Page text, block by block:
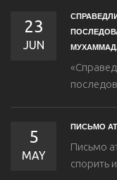
23
JUN
5
MAY
ПИСЬМО
Письмо
спорить